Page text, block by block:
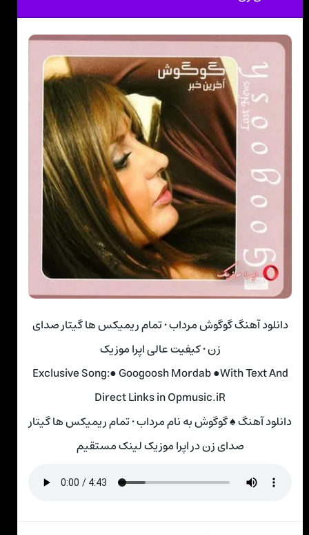
دانلود آهنگ گوگوش مرداب • تمام ریمیکس ها گیتار صدای
زن • کیفیت عالی اپرا موزیک
Exclusive Song:● Googoosh Mordab ●With Text And
Direct Links in Opmusic.iR
دانلود آهنگ ♠ گوگوش به نام مرداب • تمام ریمیکس ها گیتار
صدای زن در اپرا موزیک لینک مستقیم